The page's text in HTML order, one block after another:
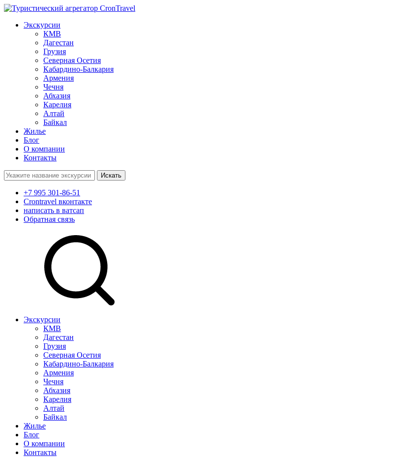
Экскурсии
КМВ
Дагестан
Грузия
Северная Осетия
Кабардино-Балкария
Армения
Чечня
Абхазия
Карелия
Алтай
Байкал
Жилье
Блог
О компании
Контакты
Поиск:
+7 995 301-86-51
Crontravel вконтакте
написать в ватсап
Обратная связь
Экскурсии
КМВ
Дагестан
Грузия
Северная Осетия
Кабардино-Балкария
Армения
Чечня
Абхазия
Карелия
Алтай
Байкал
Жилье
Блог
О компании
Контакты